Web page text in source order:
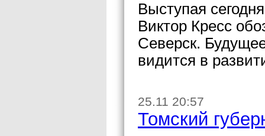
Выступая
Виктор Кресс
Северск.
видится в
25.11 20:57
Томский